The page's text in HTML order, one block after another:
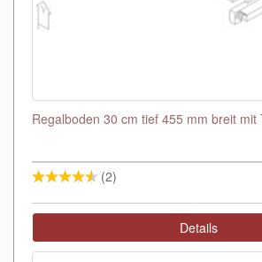
Regalboden 30 cm tief 455 mm breit mit
(2)
Details